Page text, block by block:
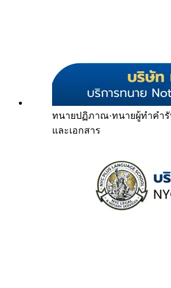
ทนายปฏิภาณ·ทนายผู้ทำคำ
และเอกสาร